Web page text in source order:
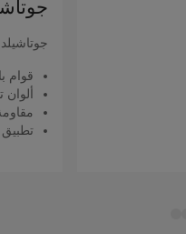
جوتاشيلد
قوام
ألوان